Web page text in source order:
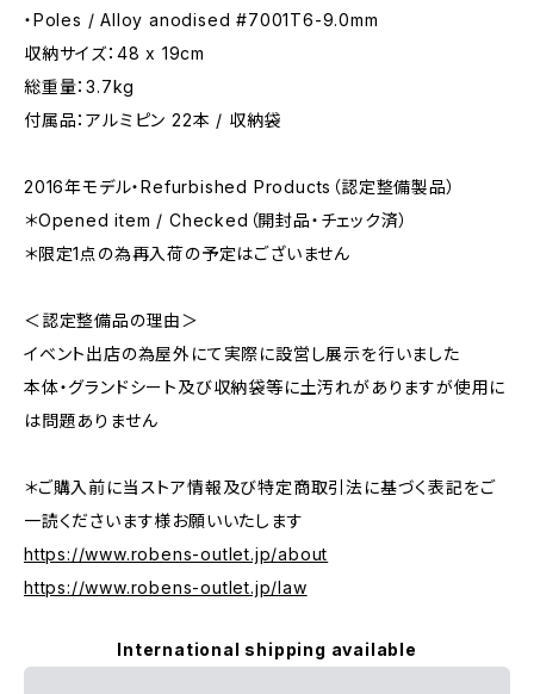
・Poles / Alloy anodised #7001T6-9.0mm
収納サイズ：48 x 19cm
総重量：3.7kg
付属品：アルミピン 22本 / 収納袋
2016年モデル・Refurbished Products（認定整備製品）
＊Opened item / Checked（開封品・チェック済）
＊限定1点の為再入荷の予定はございません
＜認定整備品の理由＞
イベント出店の為屋外にて実際に設営し展示を行いました
本体・グランドシート及び収納袋等に土汚れがありますが使用に
は問題ありません
＊ご購入前に当ストア情報及び特定商取引法に基づく表記をご
一読くださいます様お願いいたします
https://www.robens-outlet.jp/about
https://www.robens-outlet.jp/law
International shipping available